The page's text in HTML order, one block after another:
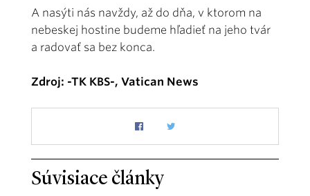
A nasýti nás navždy, až do dňa, v ktorom na
nebeskej hostine budeme hľadieť na jeho tvár
a radovať sa bez konca.
Zdroj: -TK KBS-, Vatican News
Súvisiace články